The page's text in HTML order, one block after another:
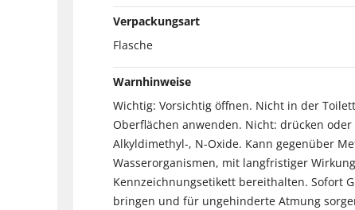
Verpackungsart
Flasche
Warnhinweise
Wichtig: Vorsichtig öffnen. Nicht in der
Oberflächen anwenden. Nicht: drücken
Alkyldimethyl-, N-Oxide. Kann gegenüber
Wasserorganismen, mit langfristiger
Kennzeichnungsetikett bereithalten. Sofort
bringen und für ungehinderte Atmung